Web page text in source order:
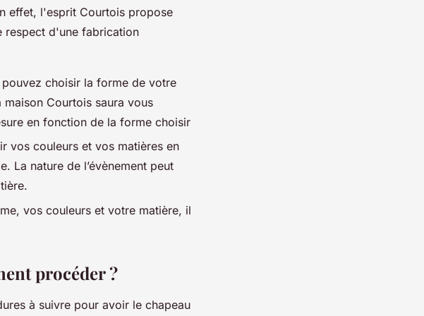
effet, l'esprit Courtois propose
respect d'une fabrication
choisir la forme de votre
maison Courtois saura vous
en fonction de la forme choisir
vos couleurs et vos matières en
La nature de l’évènement peut
vos couleurs et votre matière, il
procéder ?
à suivre pour avoir le chapeau